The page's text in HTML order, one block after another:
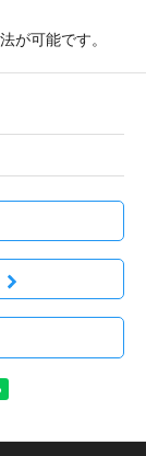
が可能です。